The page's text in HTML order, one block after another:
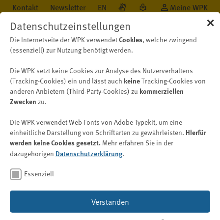
Kontakt Newsletter EN Meine WPK
Öffentlichkeit Neu auf WPK.de Nachricht
Stellungnahme
Mecklenburg-Vorpommern
plant Ausnahmen von der
Kommunalprüfungspflicht
14. Januar 2026
✕
Datenschutzeinstellungen
Die Internetseite der WPK verwendetCookies, welche zwingend
(essenziell) zur Nutzung benötigt werden.
Die WPK setzt keine Cookies zur Analyse des Nutzerverhaltens
(Tracking-Cookies) ein und lässt auch keineTracking-Cookies von
anderen Anbietern (Third-Party-Cookies) zu kommerziellen
Zwecken zu.
Die WPK verwendet Web Fonts von Adobe Typekit, um eine
einheitliche Darstellung von Schriftarten zu gewährleisten. Hierfür
werden keine Cookies gesetzt. Mehr erfahren Sie in der
dazugehörigen Datenschutzerklärung.
Essenziell
Verstanden